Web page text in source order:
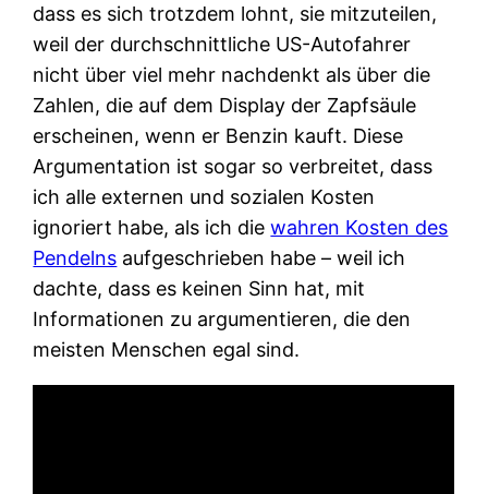
dass es sich trotzdem lohnt, sie mitzuteilen,
weil der durchschnittliche US-Autofahrer
nicht über viel mehr nachdenkt als über die
Zahlen, die auf dem Display der Zapfsäule
erscheinen, wenn er Benzin kauft. Diese
Argumentation ist sogar so verbreitet, dass
ich alle externen und sozialen Kosten
ignoriert habe, als ich diewahren Kosten des
Pendelns aufgeschrieben habe – weil ich
dachte, dass es keinen Sinn hat, mit
Informationen zu argumentieren, die den
meisten Menschen egal sind.